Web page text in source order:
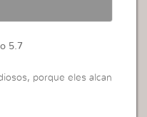
5.7
porque eles alcan